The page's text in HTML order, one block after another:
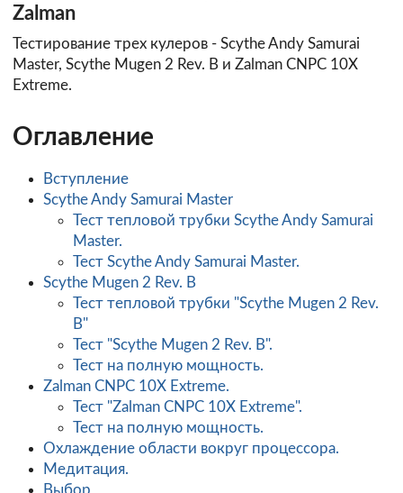
Zalman
Тестирование трех кулеров - Scythe Andy Samurai
Master, Scythe Mugen 2 Rev. B и Zalman CNPC 10X
Extreme.
Оглавление
Вступление
Scythe Andy Samurai Master
Тест тепловой трубки Scythe Andy Samurai
Master.
Тест Scythe Andy Samurai Master.
Scythe Mugen 2 Rev. B
Тест тепловой трубки "Scythe Mugen 2 Rev.
B"
Тест "Scythe Mugen 2 Rev. B".
Тест на полную мощность.
Zalman CNPC 10X Extreme.
Тест "Zalman CNPC 10X Extreme".
Тест на полную мощность.
Охлаждение области вокруг процессора.
Медитация.
Выбор